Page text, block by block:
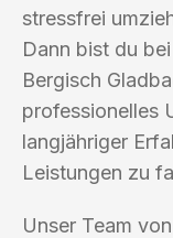
stressfrei
Dann bist du
Bergisch
professionelles
langjähriger
Leistungen zu
Unser Team